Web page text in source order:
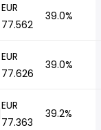
EUR
77.562
39.0%
EUR
77.626
39.0%
EUR
77.363
39.2%